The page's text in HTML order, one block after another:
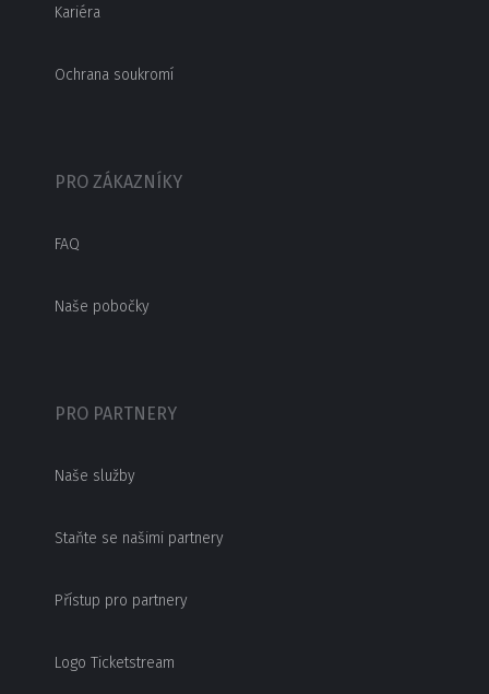
Kariéra
Ochrana soukromí
PRO ZÁKAZNÍKY
FAQ
Naše pobočky
PRO PARTNERY
Naše služby
Staňte se našimi partnery
Přístup pro partnery
Logo Ticketstream